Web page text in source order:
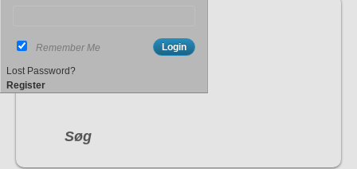
Søg
Remember Me
Lost Password?
Register